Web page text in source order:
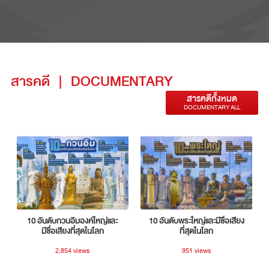
สารคดี | DOCUMENTARY
สารคดีทั้งหมด
DOCUMENTARY ALL
10 อันดับกวนอิมองค์ใหญ่และ
มีชื่อเสียงที่สุดในโลก
2,854 views
10 อันดับพระใหญ่และมีชื่อเสียง
ที่สุดในโลก
951 views